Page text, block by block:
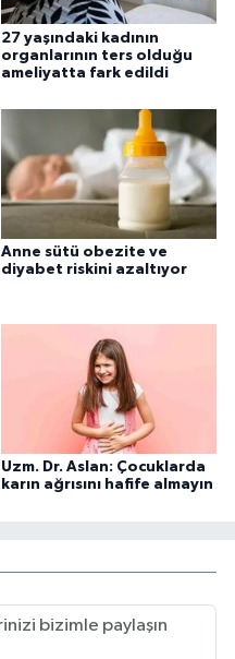
27 yaşındaki kadının
organlarının ters olduğu
ameliyatta fark edildi
Anne sütü obezite ve
diyabet riskini azaltıyor
Uzm. Dr. Aslan: Çocuklarda
karın ağrısını hafife almayın